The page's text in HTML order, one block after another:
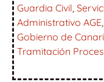
Guardia Civil
Administrativo AGE
Gobierno de
Tramitación